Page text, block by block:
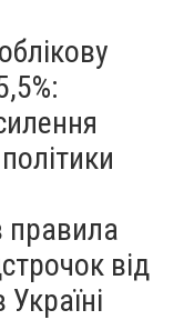
правила
від
Україні